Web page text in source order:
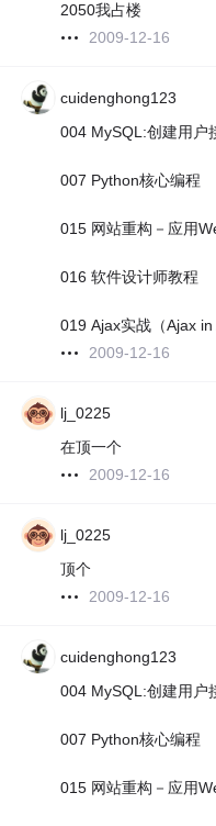
2050我占楼
2009-12-16
cuidenghong123
004 MySQL:创建用户
007 Python核心编程
015 网站重构－应用
016 软件设计师教程
019 Ajax实战（Ajax in
2009-12-16
lj_0225
在顶一个
2009-12-16
lj_0225
顶个
2009-12-16
cuidenghong123
004 MySQL:创建用户
007 Python核心编程
015 网站重构－应用